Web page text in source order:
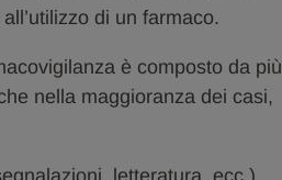
di un farmaco.
è composto da più
nella maggioranza dei casi,
letteratura, ecc.)